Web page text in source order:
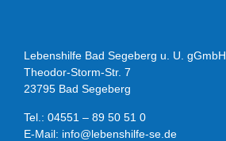
Lebenshilfe Bad Segeberg u. U. gGmbH
Theodor-Storm-Str. 7
23795 Bad Segeberg
Tel.: 04551 – 89 50 51 0
E-Mail: info@lebenshilfe-se.de